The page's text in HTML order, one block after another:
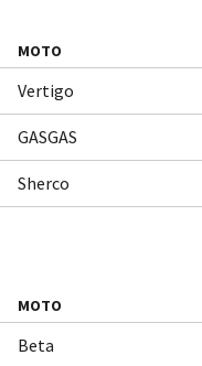
MOTO
Vertigo
GASGAS
Sherco
MOTO
Beta